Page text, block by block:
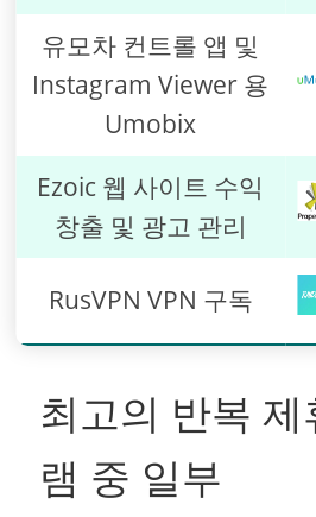
유모차 컨트롤 앱 및
Instagram Viewer 용
Umobix
Ezoic 웹 사이트 수익
창출 및 광고 관리
RusVPN VPN 구독
최고의 반복
램 중 일부